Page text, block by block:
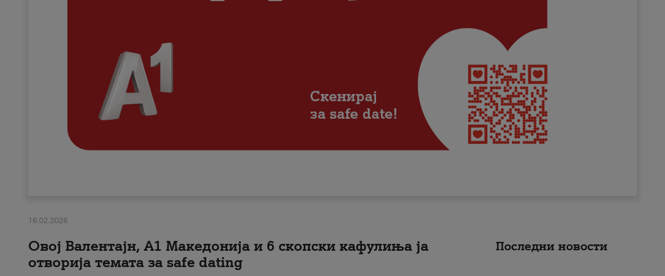
16.02.2026
Овој Валентајн, A1 Македонија и 6 скопски кафулиња ја
отворија темата за safe dating
Последни новости